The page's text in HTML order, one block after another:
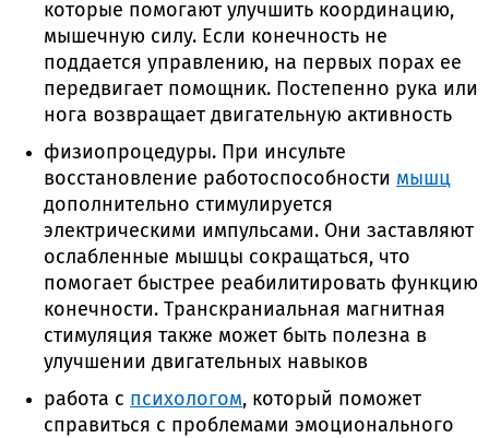
которые помогают улучшить координацию,
мышечную силу. Если конечность не
поддается управлению, на первых порах ее
передвигает помощник. Постепенно рука или
нога возвращает двигательную активность
физиопроцедуры. При инсульте
восстановление работоспособности мышц
дополнительно стимулируется
электрическими импульсами. Они заставляют
ослабленные мышцы сокращаться, что
помогает быстрее реабилитировать функцию
конечности. Транскраниальная магнитная
стимуляция также может быть полезна в
улучшении двигательных навыков
работа с психологом, который поможет
справиться с проблемами эмоционального